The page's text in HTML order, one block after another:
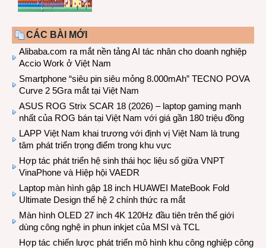
CÁC BÀI MỚI
Alibaba.com ra mắt nền tảng AI tác nhân cho doanh nghiệp
Accio Work ở Việt Nam
Smartphone “siêu pin siêu mỏng 8.000mAh” TECNO POVA
Curve 2 5Gra mắt tại Việt Nam
ASUS ROG Strix SCAR 18 (2026) – laptop gaming mạnh
nhất của ROG bán tại Việt Nam với giá gần 180 triệu đồng
LAPP Việt Nam khai trương với định vị Việt Nam là trung
tâm phát triển trọng điểm trong khu vực
Hợp tác phát triển hệ sinh thái học liệu số giữa VNPT
VinaPhone và Hiệp hội VAEDR
Laptop màn hình gập 18 inch HUAWEI MateBook Fold
Ultimate Design thế hệ 2 chính thức ra mắt
Màn hình OLED 27 inch 4K 120Hz đầu tiên trên thế giới
dùng công nghệ in phun inkjet của MSI và TCL
Hợp tác chiến lược phát triển mô hình khu công nghiệp công